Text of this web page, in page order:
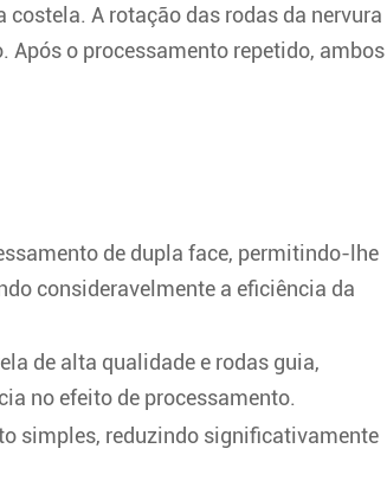
A rotação das rodas da nervura
Após o processamento repetido, ambos
de dupla face, permitindo-lhe
consideravelmente a eficiência da
de alta qualidade e rodas guia,
no efeito de processamento.
simples, reduzindo significativamente